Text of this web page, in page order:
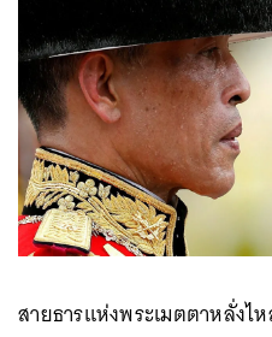
สายธารแห่งพระเมตตาหลั่งไ